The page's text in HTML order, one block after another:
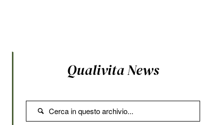
Qualivita News
